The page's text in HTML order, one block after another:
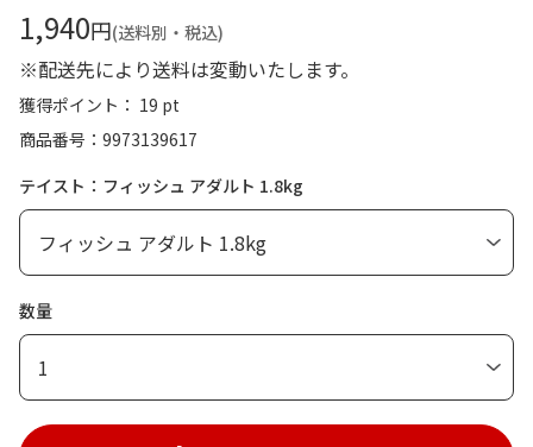
1,940円(送料別・税込)
※配送先により送料は変動いたします。
獲得ポイント： 19 pt
商品番号
9973139617
テイスト：フィッシュ アダルト 1.8kg
数量
1